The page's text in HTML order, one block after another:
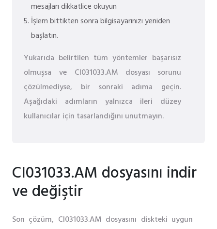
mesajları dikkatlice okuyun
İşlem bittikten sonra bilgisayarınızı yeniden
başlatın.
Yukarıda belirtilen tüm yöntemler başarısız
olmuşsa ve CI031033.AM dosyası sorunu
çözülmediyse, bir sonraki adıma geçin.
Aşağıdaki adımların yalnızca ileri düzey
kullanıcılar için tasarlandığını unutmayın.
CI031033.AM dosyasını indir
ve değiştir
Son çözüm, CI031033.AM dosyasını diskteki uygun